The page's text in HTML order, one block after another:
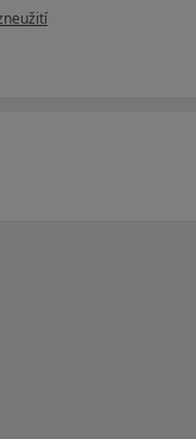
uživatele Váš účet byl